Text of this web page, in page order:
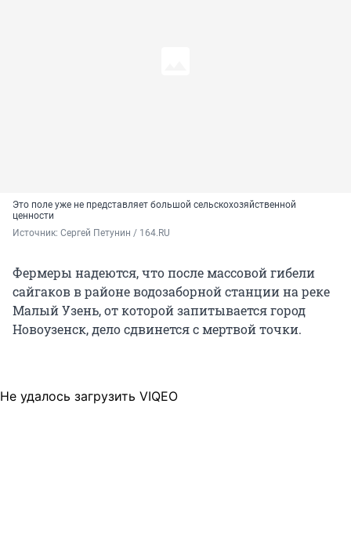
Это поле уже не представляет большой сельскохозяйственной
ценности
Источник: Сергей Петунин / 164.RU
Фермеры надеются, что после массовой гибели
сайгаков в районе водозаборной станции на реке
Малый Узень, от которой запитывается город
Новоузенск, дело сдвинется с мертвой точки.
Не удалось загрузить VIQEO